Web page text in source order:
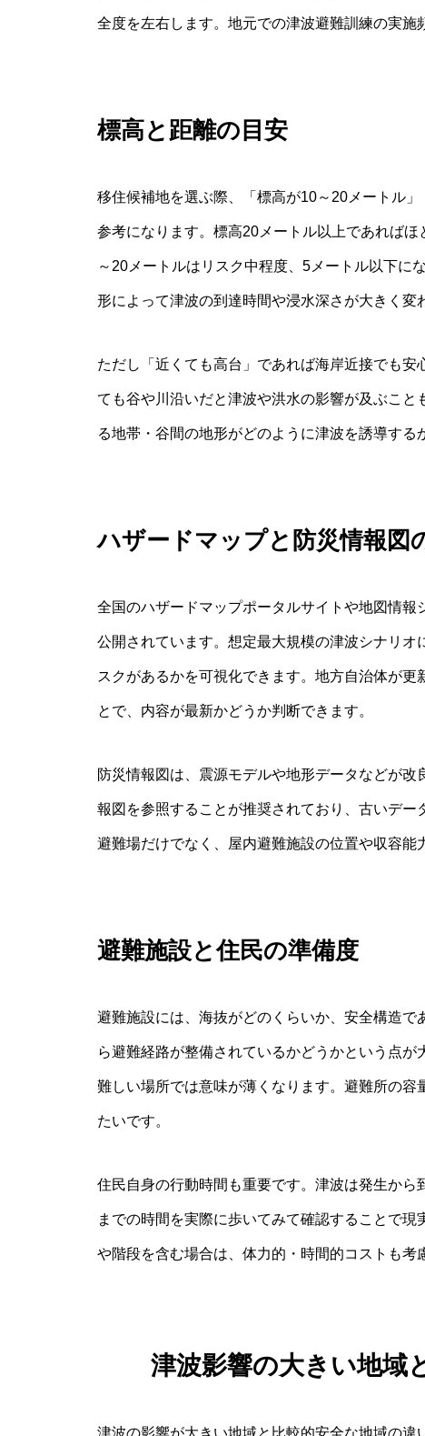
全度を左右します。地元での津波避難訓練の実施
標高と距離の目安
移住候補地を選ぶ際、「標高が10～20メートル
参考になります。標高20メートル以上であれば
～20メートルはリスク中程度、5メートル以下に
形によって津波の到達時間や浸水深さが大きく変
ただし「近くても高台」であれば海岸近接でも安
ても谷や川沿いだと津波や洪水の影響が及ぶこ
る地帯・谷間の地形がどのように津波を誘導する
ハザードマップと防災情報図
全国のハザードマップポータルサイトや地図情
公開されています。想定最大規模の津波シナリ
スクがあるかを可視化できます。地方自治体が
とで、内容が最新かどうか判断できます。
防災情報図は、震源モデルや地形データなどが
報図を参照することが推奨されており、古いデ
避難場だけでなく、屋内避難施設の位置や収容能
避難施設と住民の準備度
避難施設には、海抜がどのくらいか、安全構造
ら避難経路が整備されているかどうかという点
難しい場所では意味が薄くなります。避難所の
たいです。
住民自身の行動時間も重要です。津波は発生か
までの時間を実際に歩いてみて確認することで
や階段を含む場合は、体力的・時間的コストも考
津波影響の大きい地域